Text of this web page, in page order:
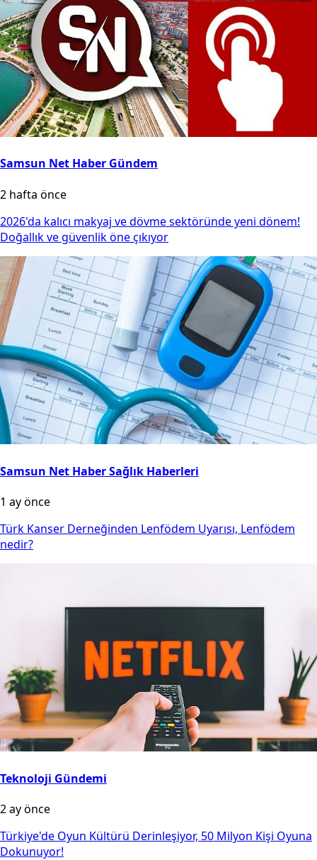
Samsun Net Haber Gündem
2 hafta önce
2026'da kalıcı makyaj ve dövme sektöründe yeni dönem!
Doğallık ve güvenlik öne çıkıyor
Samsun Net Haber Sağlık Haberleri
1 ay önce
Türk Kanser Derneğinden Lenfödem Uyarısı, Lenfödem
nedir?
Teknoloji Gündemi
2 ay önce
Türkiye'de Oyun Kültürü Derinleşiyor, 50 Milyon Kişi Oyuna
Dokunuyor!